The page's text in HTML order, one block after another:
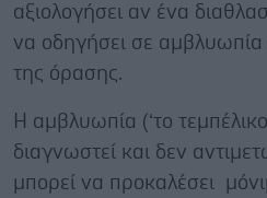
αξιολογήσει αν ένα
να οδηγήσει σε αμβλυωπία
της όρασης.
Η αμβλυωπία (‘το
διαγνωστεί και δεν
μπορεί να προκαλέσει